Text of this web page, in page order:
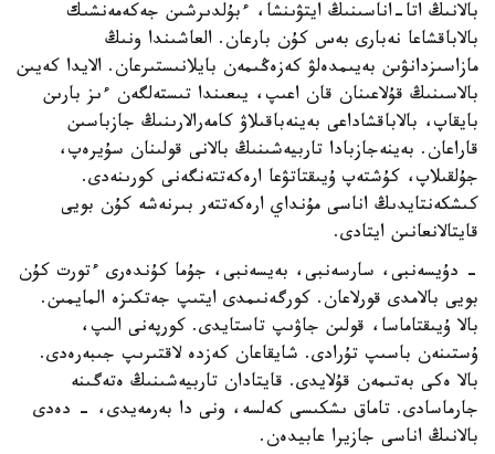
بالانىڭ اتا-اناسىنىڭ ايتۋىنشا، ءبۇلدىرشىن جەكەمەنشىك
بالاباقشاعا نەبارى بەس كۇن بارعان. العاشىندا ونىڭ
مازاسىزدانۋىن بەيىمدەلۋ كەزەڭىمەن بايلانىستىرعان. الايدا كەيىن
بالاسىنىڭ قۇلاعىنان قان اعىپ، يىعىندا تىستەلگەن ءىز بارىن
بايقاپ، بالاباقشاداعى بەينەباقىلاۋ كامەرالارىنىڭ جازباسىن
قاراعان. بەينەجازبادا تاربيەشىنىڭ بالانى قولىنان سۇيرەپ،
جۇلقىلاپ، كۇشتەپ ۇيىقتاتۋعا ارەكەتتەنگەنى كورىنەدى.
كىشكەنتايدىڭ اناسى مۇنداي ارەكەتتەر بىرنەشە كۇن بويى
قايتالانعانىن ايتادى.
- دۇيسەنبى، سارسەنبى، بەيسەنبى، جۇما كۇندەرى ءتورت كۇن
بويى بالامدى قورلاعان. كورگەنىمدى ايتىپ جەتكىزە المايمىن.
بالا ۇيىقتاماسا، قولىن جاۋىپ تاستايدى. كورپەنى الىپ،
ۇستىنەن باسىپ تۇرادى. شايقاعان كەزدە لاقتىرىپ جىبەرەدى.
بالا ەكى بەتىمەن قۇلايدى. قايتادان تاربيەشىنىڭ ەتەگىنە
جارماسادى. تاماق ىشكىسى كەلسە، ونى دا بەرمەيدى، - دەدى
بالانىڭ اناسى جازيرا عابيدەن.